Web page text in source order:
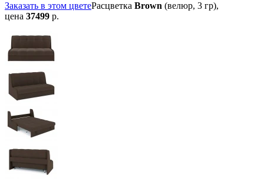
Заказать в этом цветеРасцветка Brown (велюр, 3 гр),
цена 37499 р.